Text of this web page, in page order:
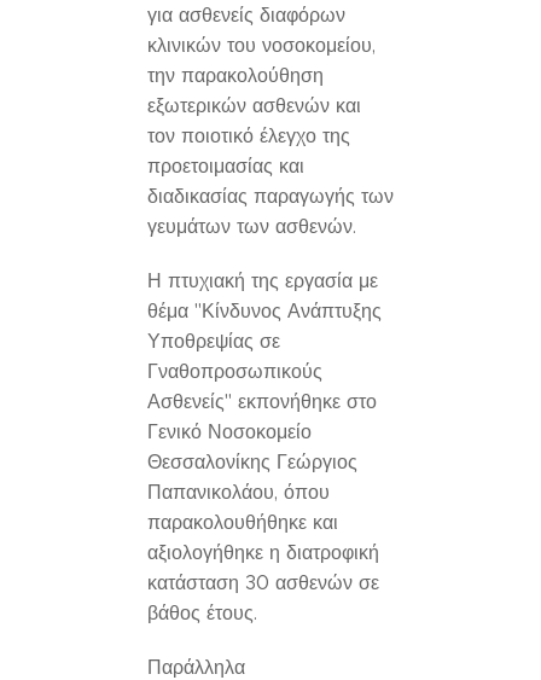
για ασθενείς διαφόρων
κλινικών του νοσοκομείου,
την παρακολούθηση
εξωτερικών ασθενών και
τον ποιοτικό έλεγχο της
προετοιμασίας και
διαδικασίας παραγωγής των
γευμάτων των ασθενών.
Η πτυχιακή της εργασία με
θέμα "Κίνδυνος Ανάπτυξης
Υποθρεψίας σε
Γναθοπροσωπικούς
Ασθενείς" εκπονήθηκε στο
Γενικό Νοσοκομείο
Θεσσαλονίκης Γεώργιος
Παπανικολάου, όπου
παρακολουθήθηκε και
αξιολογήθηκε η διατροφική
κατάσταση 30 ασθενών σε
βάθος έτους.
Παράλληλα